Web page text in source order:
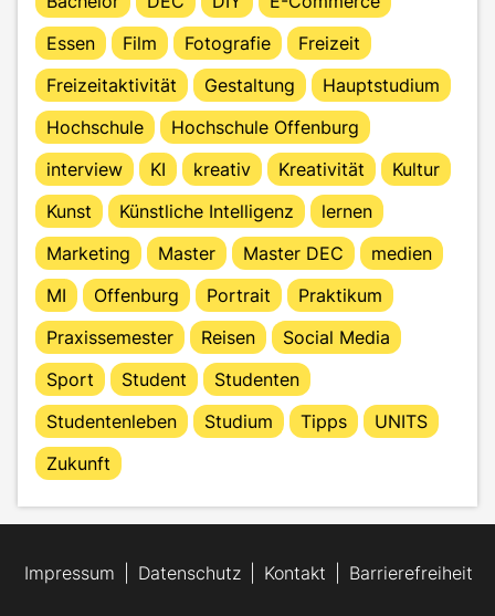
Essen
Film Fotografie
Freizeit
Freizeitaktivität
Gestaltung
Hauptstudium
Hochschule
Hochschule Offenburg
interview
KI kreativ Kreativität
Kultur
Kunst
Künstliche Intelligenz
lernen
Marketing
Master Master DEC
medien
MI
Offenburg Portrait
Praktikum
Praxissemester
Reisen
Social Media
Sport
Student
Studenten
Studentenleben
Studium Tipps
UNITS
Zukunft
Impressum Datenschutz Kontakt Barrierefreiheit